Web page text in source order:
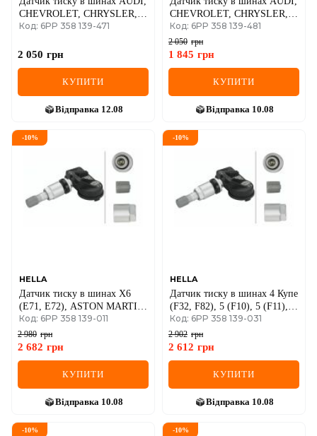
CHEVROLET, CHRYSLER,
CITROEN, DODGE, KIA
Код: 6PP 358 139-471
2 050 грн
КУПИТИ
Відправка 12.08
CHEVROLET, CHRYSLER,
CITROEN, DODGE, KIA
Код: 6PP 358 139-481
2 050 грн
1 845 грн
КУПИТИ
Відправка 10.08
-10%
HELLA
Датчик тиску в шинах X6
(E71, E72), ASTON MARTIN,
MASERATI, TESLA
Код: 6PP 358 139-011
2 980 грн
2 682 грн
КУПИТИ
Відправка 10.08
-10%
HELLA
Датчик тиску в шинах 4 Купе
(F32, F82), 5 (F10), 5 (F11),
X4 (F26), MINI
Код: 6PP 358 139-031
2 902 грн
2 612 грн
КУПИТИ
Відправка 10.08
-10% -10%